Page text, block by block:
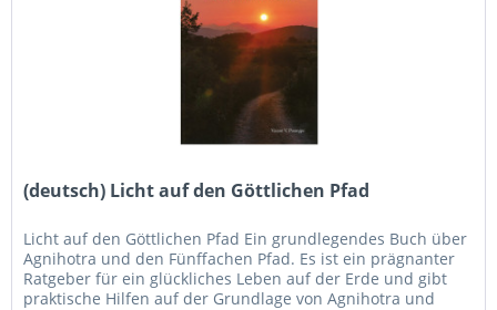
(deutsch) Licht auf den Göttlichen Pfad
Licht auf den Göttlichen Pfad Ein grundlegendes Buch über
Agnihotra und den Fünffachen Pfad. Es ist ein prägnanter
Ratgeber für ein glückliches Leben auf der Erde und gibt
praktische Hilfen auf der Grundlage von Agnihotra und